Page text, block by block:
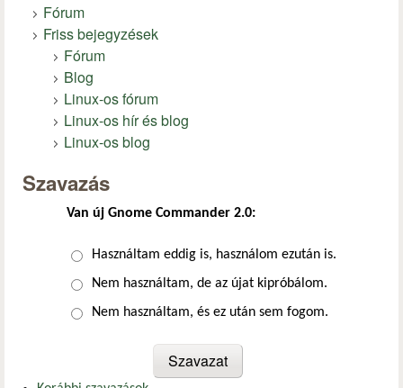
Fórum
Friss bejegyzések
Fórum
Blog
Linux-os fórum
Linux-os hír és blog
Linux-os blog
Szavazás
Van új Gnome Commander 2.0:
Választások
Használtam eddig is, használom ezután is.
Nem használtam, de az újat kipróbálom.
Nem használtam, és ez után sem fogom.